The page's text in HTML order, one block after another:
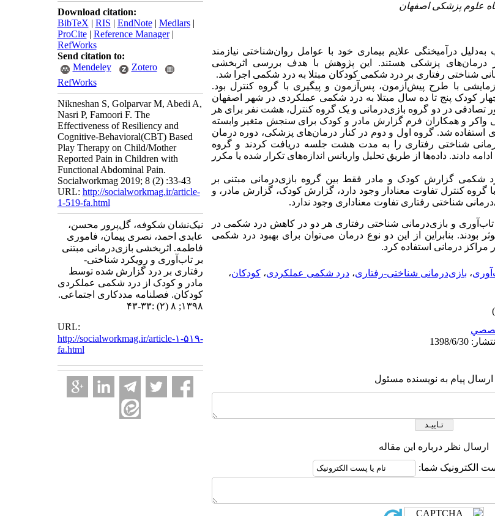
درآمیختگی علایم بیماری خود با عوامل روان‌شناختی نیازمند
درمان‌های پزشکی هستند. این پژوهش با هدف بررسی اثر‌بخشی
شناختی رفتاری بر درد شکمی کودکان مبتلا به درد شکمی اجرا شد.
با طرح پیش‌آزمون، پس‌آزمون و پیگیری با گروه کنترل بود.
کودک پنج تا ده سال مبتلا به درد شکمی عملکردی در شهر اصفهان
تصادفی در دو گروه بازی‌درمانی و یک گروه کنترل، هشت نفر برای هر
واکر و همکاران فرم گزارش مادر و کودک برای سنجش متغیر وابسته
شد. گروه اول و دوم در کنار درمان‌های پزشکی، دوره درمان
شناختی رفتاری را به مدت هشت جلسه دریافت کردند و گروه
دادند. داده‌ها از طریق تحلیل واریانس اندازه‌های تکرار شده یا مکرر
شکمی گزارش کودک و مادر فقط بین گروه بازی‌درمانی مبتنی بر
گروه کنترل تفاوت معنادار وجود دارد، گزارش کودک، گزارش مادر، و
شناختی رفتاری تفاوت معناداری وجود ندارد.
تاب‌آوری و بازی‌درمانی شناختی رفتاری هر دو در کاهش درد شکمی در
بودند. بنابراین از این دو نوع درمان می‌توان برای بهبود درد شکمی
مراکز درمانی استفاده کرد.
، بازی‌درمانی شناختی-رفتاری،درد شکمی عملکردی،کودکان،
ارسال پیام به نویسنده مسئول
ارسال نظر درباره این مقاله
الکترونیک شما:
Download citation:
BibTeX | RIS | EndNote| Medlars|
ProCite| Reference Manager|
RefWorks
Send citation to:
Mendeley
Zotero
RefWorks
Nikneshan S, Golparvar M, Abedi A,
Nasri P, Famoori F. The
Effectiveness of Resiliency and
Cognitive-Behavioral(CBT) Based
Play Therapy on Child/Mother
Reported Pain in Children with
Functional Abdominal Pain.
Socialworkmag 2019; 8 (2) :33-43
URL: http://socialworkmag.ir/article-
1-519-fa.html
نیک‌نشان شکوفه، گل‌پرور محسن،
عابدی احمد، نصری پیمان، فاموری
فاطمه. اثر‌بخشی بازی‌درمانی مبتنی
بر تاب‌آوری و رویکرد شناختی-
رفتاری بر درد گزارش شده توسط
مادر و کودک از درد شکمی عملکردی
کودکان. فصلنامه مددکاری اجتماعی.
۱۳۹۸; ۸ (۲) :۳۳-۴۳
URL:
http://socialworkmag.ir/article-۱-۵۱۹-
fa.html